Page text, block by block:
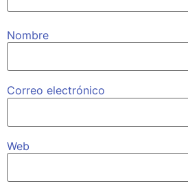
Nombre
Correo electrónico
Web